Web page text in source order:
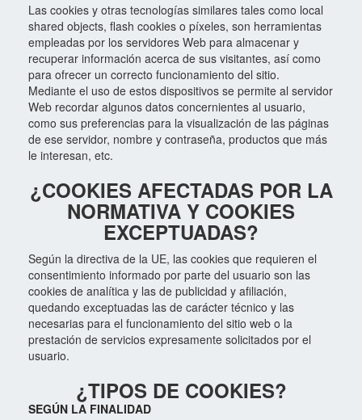
Las cookies y otras tecnologías similares tales como local
shared objects, flash cookies o píxeles, son herramientas
empleadas por los servidores Web para almacenar y
recuperar información acerca de sus visitantes, así como
para ofrecer un correcto funcionamiento del sitio.
Mediante el uso de estos dispositivos se permite al servidor
Web recordar algunos datos concernientes al usuario,
como sus preferencias para la visualización de las páginas
de ese servidor, nombre y contraseña, productos que más
le interesan, etc.
¿COOKIES AFECTADAS POR LA
NORMATIVA Y COOKIES
EXCEPTUADAS?
Según la directiva de la UE, las cookies que requieren el
consentimiento informado por parte del usuario son las
cookies de analítica y las de publicidad y afiliación,
quedando exceptuadas las de carácter técnico y las
necesarias para el funcionamiento del sitio web o la
prestación de servicios expresamente solicitados por el
usuario.
¿TIPOS DE COOKIES?
SEGÚN LA FINALIDAD